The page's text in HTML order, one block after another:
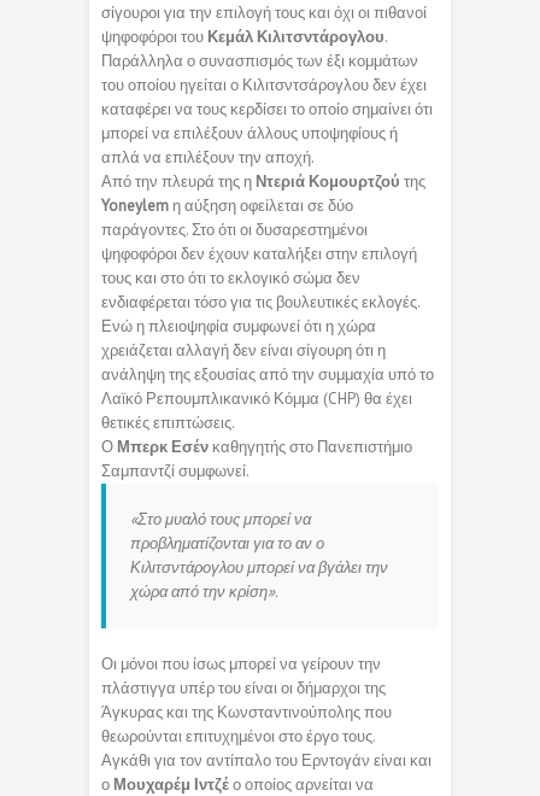
σίγουροι για την επιλογή τους και όχι οι πιθανοί
ψηφοφόροι του Κεμάλ Κιλιτσντάρογλου.
Παράλληλα ο συνασπισμός των έξι κομμάτων
του οποίου ηγείται ο Κιλιτσντσάρογλου δεν έχει
καταφέρει να τους κερδίσει το οποίο σημαίνει ότι
μπορεί να επιλέξουν άλλους υποψηφίους ή
απλά να επιλέξουν την αποχή.
Από την πλευρά της η Ντεριά Κομουρτζού της
Yoneylemη αύξηση οφείλεται σε δύο
παράγοντες. Στο ότι οι δυσαρεστημένοι
ψηφοφόροι δεν έχουν καταλήξει στην επιλογή
τους και στο ότι το εκλογικό σώμα δεν
ενδιαφέρεται τόσο για τις βουλευτικές εκλογές.
Ενώ η πλειοψηφία συμφωνεί ότι η χώρα
χρειάζεται αλλαγή δεν είναι σίγουρη ότι η
ανάληψη της εξουσίας από την συμμαχία υπό το
Λαϊκό Ρεπουμπλικανικό Κόμμα (CHP) θα έχει
θετικές επιπτώσεις.
Ο Μπερκ Εσέν καθηγητής στο Πανεπιστήμιο
Σαμπαντζί συμφωνεί.
«Στο μυαλό τους μπορεί να
προβληματίζονται για το αν ο
Κιλιτσντάρογλου μπορεί να βγάλει την
χώρα από την κρίση».
Οι μόνοι που ίσως μπορεί να γείρουν την
πλάστιγγα υπέρ του είναι οι δήμαρχοι της
Άγκυρας και της Κωνσταντινούπολης που
θεωρούνται επιτυχημένοι στο έργο τους.
Αγκάθι για τον αντίπαλο του Ερντογάν είναι και
ο Μουχαρέμ Ιντζέο οποίος αρνείται να